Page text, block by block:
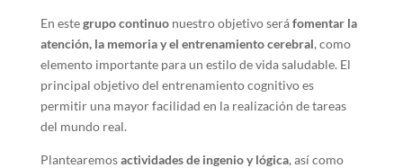
En estegrupo continuonuestro objetivo seráfomentar la
atención, la memoria y el entrenamiento cerebral, como
elemento importante para un estilo de vida saludable. El
principal objetivo del entrenamiento cognitivo es
permitir una mayor facilidad en la realización de tareas
del mundo real.
Plantearemosactividades de ingenio y lógica, así como